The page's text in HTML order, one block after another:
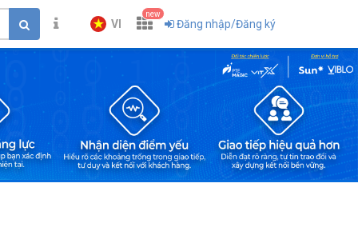
VI
new
Đăng nhập/Đăng ký